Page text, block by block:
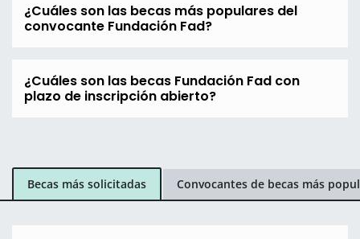
¿Cuáles son las becas más populares del
convocante Fundación Fad?
¿Cuáles son las becas Fundación Fad con
plazo de inscripción abierto?
Becas más solicitadas Convocantes de becas más